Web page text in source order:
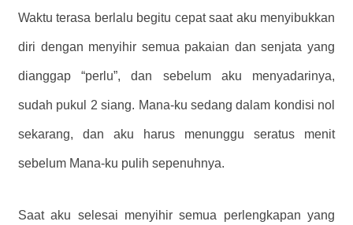
Waktu terasa berlalu begitu cepat saat aku menyibukkan
diri dengan menyihir semua pakaian dan senjata yang
dianggap “perlu”, dan sebelum aku menyadarinya,
sudah pukul 2 siang. Mana-ku sedang dalam kondisi nol
sekarang, dan aku harus menunggu seratus menit
sebelum Mana-ku pulih sepenuhnya.
Saat aku selesai menyihir semua perlengkapan yang